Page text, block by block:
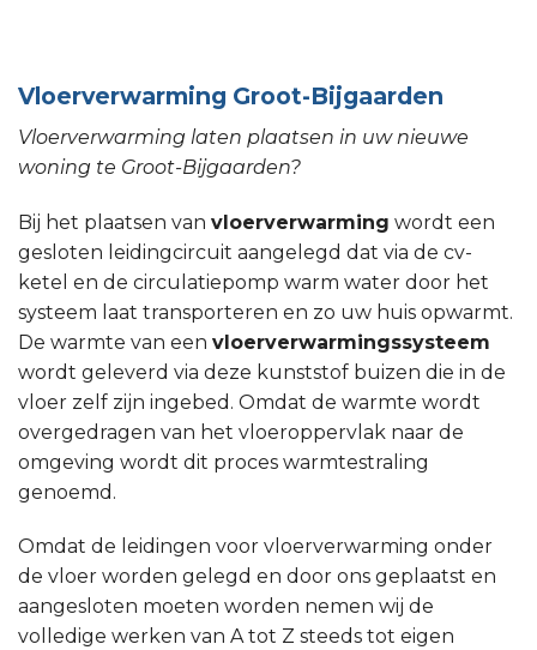
Vloerverwarming Groot-Bijgaarden
Vloerverwarming laten plaatsen in uw nieuwe
woning te Groot-Bijgaarden?
Bij het plaatsen van vloerverwarming wordt een
gesloten leidingcircuit aangelegd dat via de cv-
ketel en de circulatiepomp warm water door het
systeem laat transporteren en zo uw huis opwarmt.
De warmte van een vloerverwarmingssysteem
wordt geleverd via deze kunststof buizen die in de
vloer zelf zijn ingebed. Omdat de warmte wordt
overgedragen van het vloeroppervlak naar de
omgeving wordt dit proces warmtestraling
genoemd.
Omdat de leidingen voor vloerverwarming onder
de vloer worden gelegd en door ons geplaatst en
aangesloten moeten worden nemen wij de
volledige werken van A tot Z steeds tot eigen